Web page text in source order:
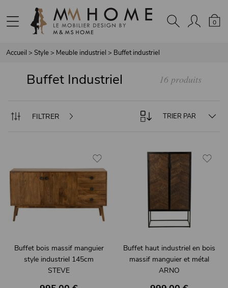
0
Accueil > Style> Meuble industriel > Buffet industriel
Buffet Industriel 16 produits
FILTRER TRIER PAR
Buffet bois massif manguier
style industriel 145cm
STEVE
Buffet haut industriel en bois
massif manguier et métal
ARNO
Panneau de gestion des cookies